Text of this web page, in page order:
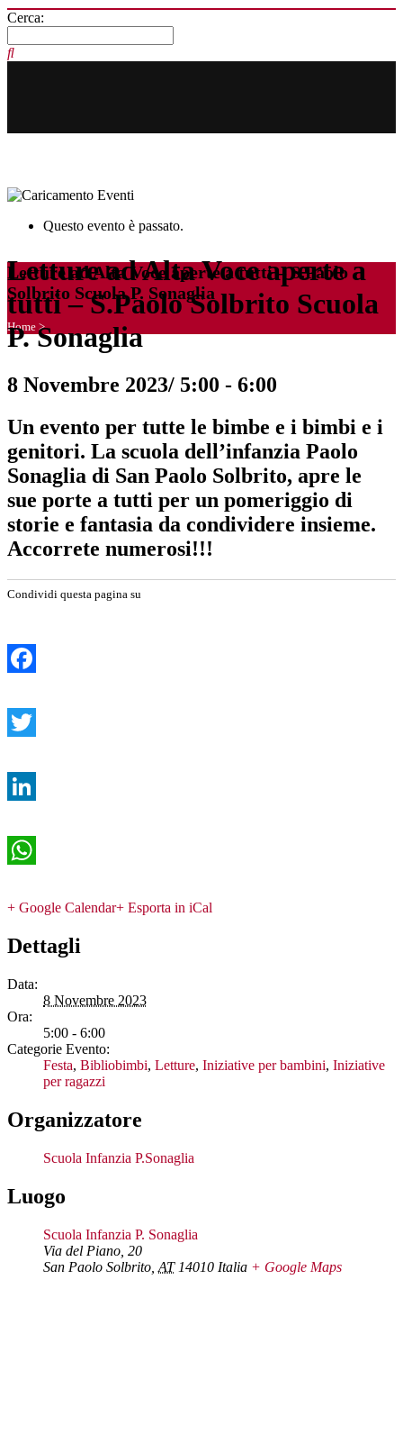
Cerca:
Letture ad Alta Voce aperte a tutti – S.Paolo
Solbrito Scuola P. Sonaglia
Home >
Questo evento è passato.
Letture ad Alta Voce aperte a
tutti – S.Paolo Solbrito Scuola
P. Sonaglia
8 Novembre 2023/ 5:00 - 6:00
Un evento per tutte le bimbe e i bimbi e i
genitori. La scuola dell’infanzia Paolo
Sonaglia di San Paolo Solbrito, apre le
sue porte a tutti per un pomeriggio di
storie e fantasia da condividere insieme.
Accorrete numerosi!!!
Condividi questa pagina su
+ Google Calendar+ Esporta in iCal
Dettagli
Data:
8 Novembre 2023
Ora:
5:00 - 6:00
Categorie Evento:
Festa, Bibliobimbi, Letture, Iniziative per bambini, Iniziative
per ragazzi
Organizzatore
Scuola Infanzia P.Sonaglia
Luogo
Scuola Infanzia P. Sonaglia
Via del Piano, 20
San Paolo Solbrito AT 14010 Italia + Google Maps